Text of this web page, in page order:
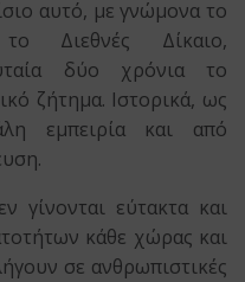
αυτό, με γνώμονα το
Διεθνές Δίκαιο,
δύο χρόνια το
ζήτημα. Ιστορικά, ως
εμπειρία και από
γίνονται εύτακτα και
κάθε χώρας και
σε ανθρωπιστικές